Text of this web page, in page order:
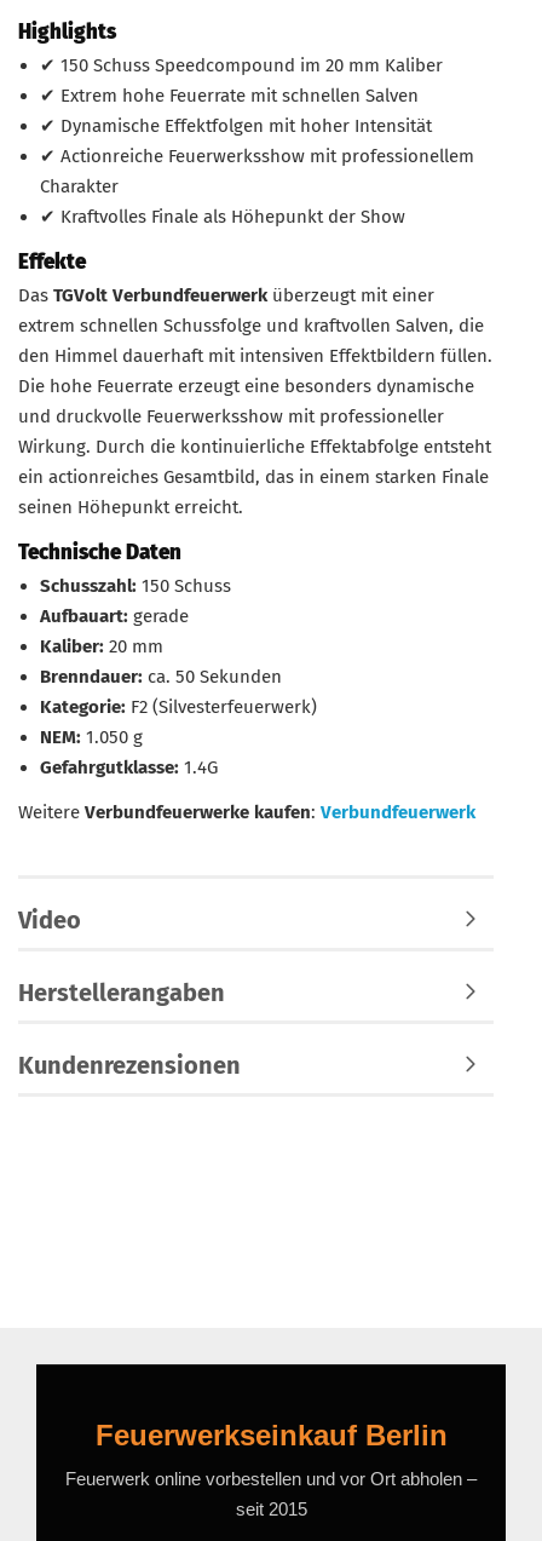
Highlights
✔ 150 Schuss Speedcompound im 20 mm Kaliber
✔ Extrem hohe Feuerrate mit schnellen Salven
✔ Dynamische Effektfolgen mit hoher Intensität
✔ Actionreiche Feuerwerksshow mit professionellem
Charakter
✔ Kraftvolles Finale als Höhepunkt der Show
Effekte
Das TGVolt Verbundfeuerwerküberzeugt mit einer
extrem schnellen Schussfolge und kraftvollen Salven, die
den Himmel dauerhaft mit intensiven Effektbildern füllen.
Die hohe Feuerrate erzeugt eine besonders dynamische
und druckvolle Feuerwerksshow mit professioneller
Wirkung. Durch die kontinuierliche Effektabfolge entsteht
ein actionreiches Gesamtbild, das in einem starken Finale
seinen Höhepunkt erreicht.
Technische Daten
Schusszahl: 150 Schuss
Aufbauart: gerade
Kaliber: 20 mm
Brenndauer: ca. 50 Sekunden
Kategorie: F2 (Silvesterfeuerwerk)
NEM: 1.050 g
Gefahrgutklasse: 1.4G
Weitere Verbundfeuerwerke kaufen: Verbundfeuerwerk
Video
Herstellerangaben
Kundenrezensionen
Feuerwerkseinkauf Berlin
Feuerwerk online vorbestellen und vor Ort abholen –
seit 2015